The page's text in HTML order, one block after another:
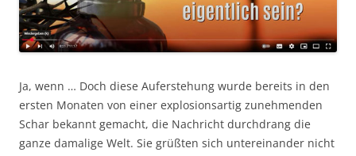
Ja, wenn … Doch diese Auferstehung wurde bereits in den
ersten Monaten von einer explosionsartig zunehmenden
Schar bekannt gemacht, die Nachricht durchdrang die
ganze damalige Welt. Sie grüßten sich untereinander nicht